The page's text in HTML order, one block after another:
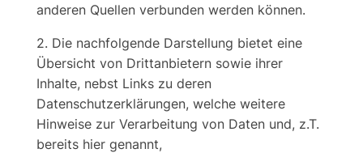
anderen Quellen verbunden werden können.
2. Die nachfolgende Darstellung bietet eine
Übersicht von Drittanbietern sowie ihrer
Inhalte, nebst Links zu deren
Datenschutzerklärungen, welche weitere
Hinweise zur Verarbeitung von Daten und, z.T.
bereits hier genannt,